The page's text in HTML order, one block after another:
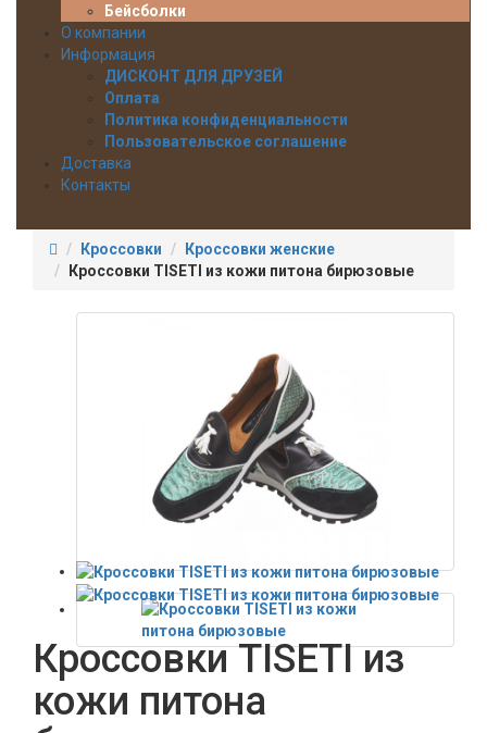
Бейсболки
О компании
Информация
ДИСКОНТ ДЛЯ ДРУЗЕЙ
Оплата
Политика конфиденциальности
Пользовательское соглашение
Доставка
Контакты
Кроссовки
Кроссовки женские
Кроссовки TISETI из кожи питона бирюзовые
Кроссовки TISETI из
кожи питона